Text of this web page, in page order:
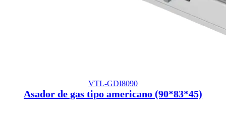
VTL-GDI8090
Asador de gas tipo americano (90*83*45)